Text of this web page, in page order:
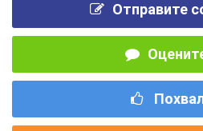
Отправите